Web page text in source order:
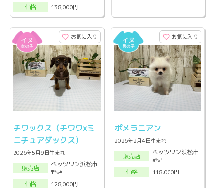
価格
138,000円
お気に入り
チワックス（チワワxミ
ニチュアダックス）
2026年5月9日生まれ
販売店
ペッツワン浜松市
野店
価格
128,000円
お気に入り
ポメラニアン
2026年2月4日生まれ
販売店
ペッツワン浜松市
野店
価格
118,000円